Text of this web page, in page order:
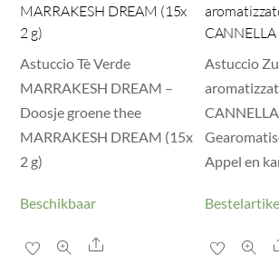
MARRAKESH DREAM (15x
2 g)
Astuccio Tè Verde
MARRAKESH DREAM –
Doosje groene thee
MARRAKESH DREAM (15x
2 g)
Beschikbaar
Share
CANNELLA
Astuccio
Appel en